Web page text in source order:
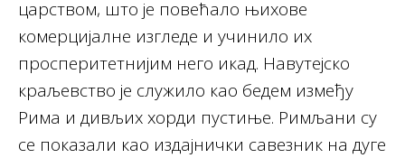
царством, што је повећало њихове
комерцијалне изгледе и учинило их
просперитетнијим него икад. Навутејско
краљевство је служило као бедем између
Рима и дивљих хорди пустиње. Римљани су
се показали као издајнички савезник на дуге